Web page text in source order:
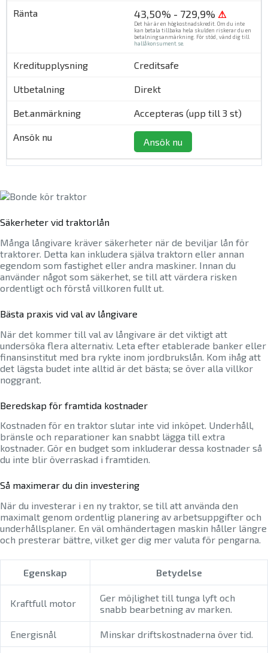
43,50% - 729,9% ⚠
Det här är en högkostnadskredit. Om du inte
kan betala tillbaka hela skulden riskerar du en
betalningsanmärkning. För stöd, vänd dig till
hallåkonsument.se.
Creditsafe
Direkt
Accepteras (upp till 3 st)
Ansök nu
Säkerheter vid traktorlån
Många långivare kräver säkerheter när de beviljar lån för
traktorer. Detta kan inkludera själva traktorn eller annan
egendom som fastighet eller andra maskiner. Innan du
använder något som säkerhet, se till att värdera risken
ordentligt och förstå villkoren fullt ut.
Bästa praxis vid val av långivare
När det kommer till val av långivare är det viktigt att
undersöka flera alternativ. Leta efter etablerade banker eller
finansinstitut med bra rykte inom jordbrukslån. Kom ihåg att
det lägsta budet inte alltid är det bästa; se över alla villkor
noggrant.
Beredskap för framtida kostnader
Kostnaden för en traktor slutar inte vid inköpet. Underhåll,
bränsle och reparationer kan snabbt lägga till extra
kostnader. Gör en budget som inkluderar dessa kostnader så
du inte blir överraskad i framtiden.
Så maximerar du din investering
När du investerar i en ny traktor, se till att använda den
maximalt genom ordentlig planering av arbetsuppgifter och
underhållsplaner. En väl omhändertagen maskin håller längre
och presterar bättre, vilket ger dig mer valuta för pengarna.
Egenskap Betydelse
Kraftfull motor
Ger möjlighet till tunga lyft och
snabb bearbetning av marken.
Energisnål Minskar driftskostnaderna över tid.